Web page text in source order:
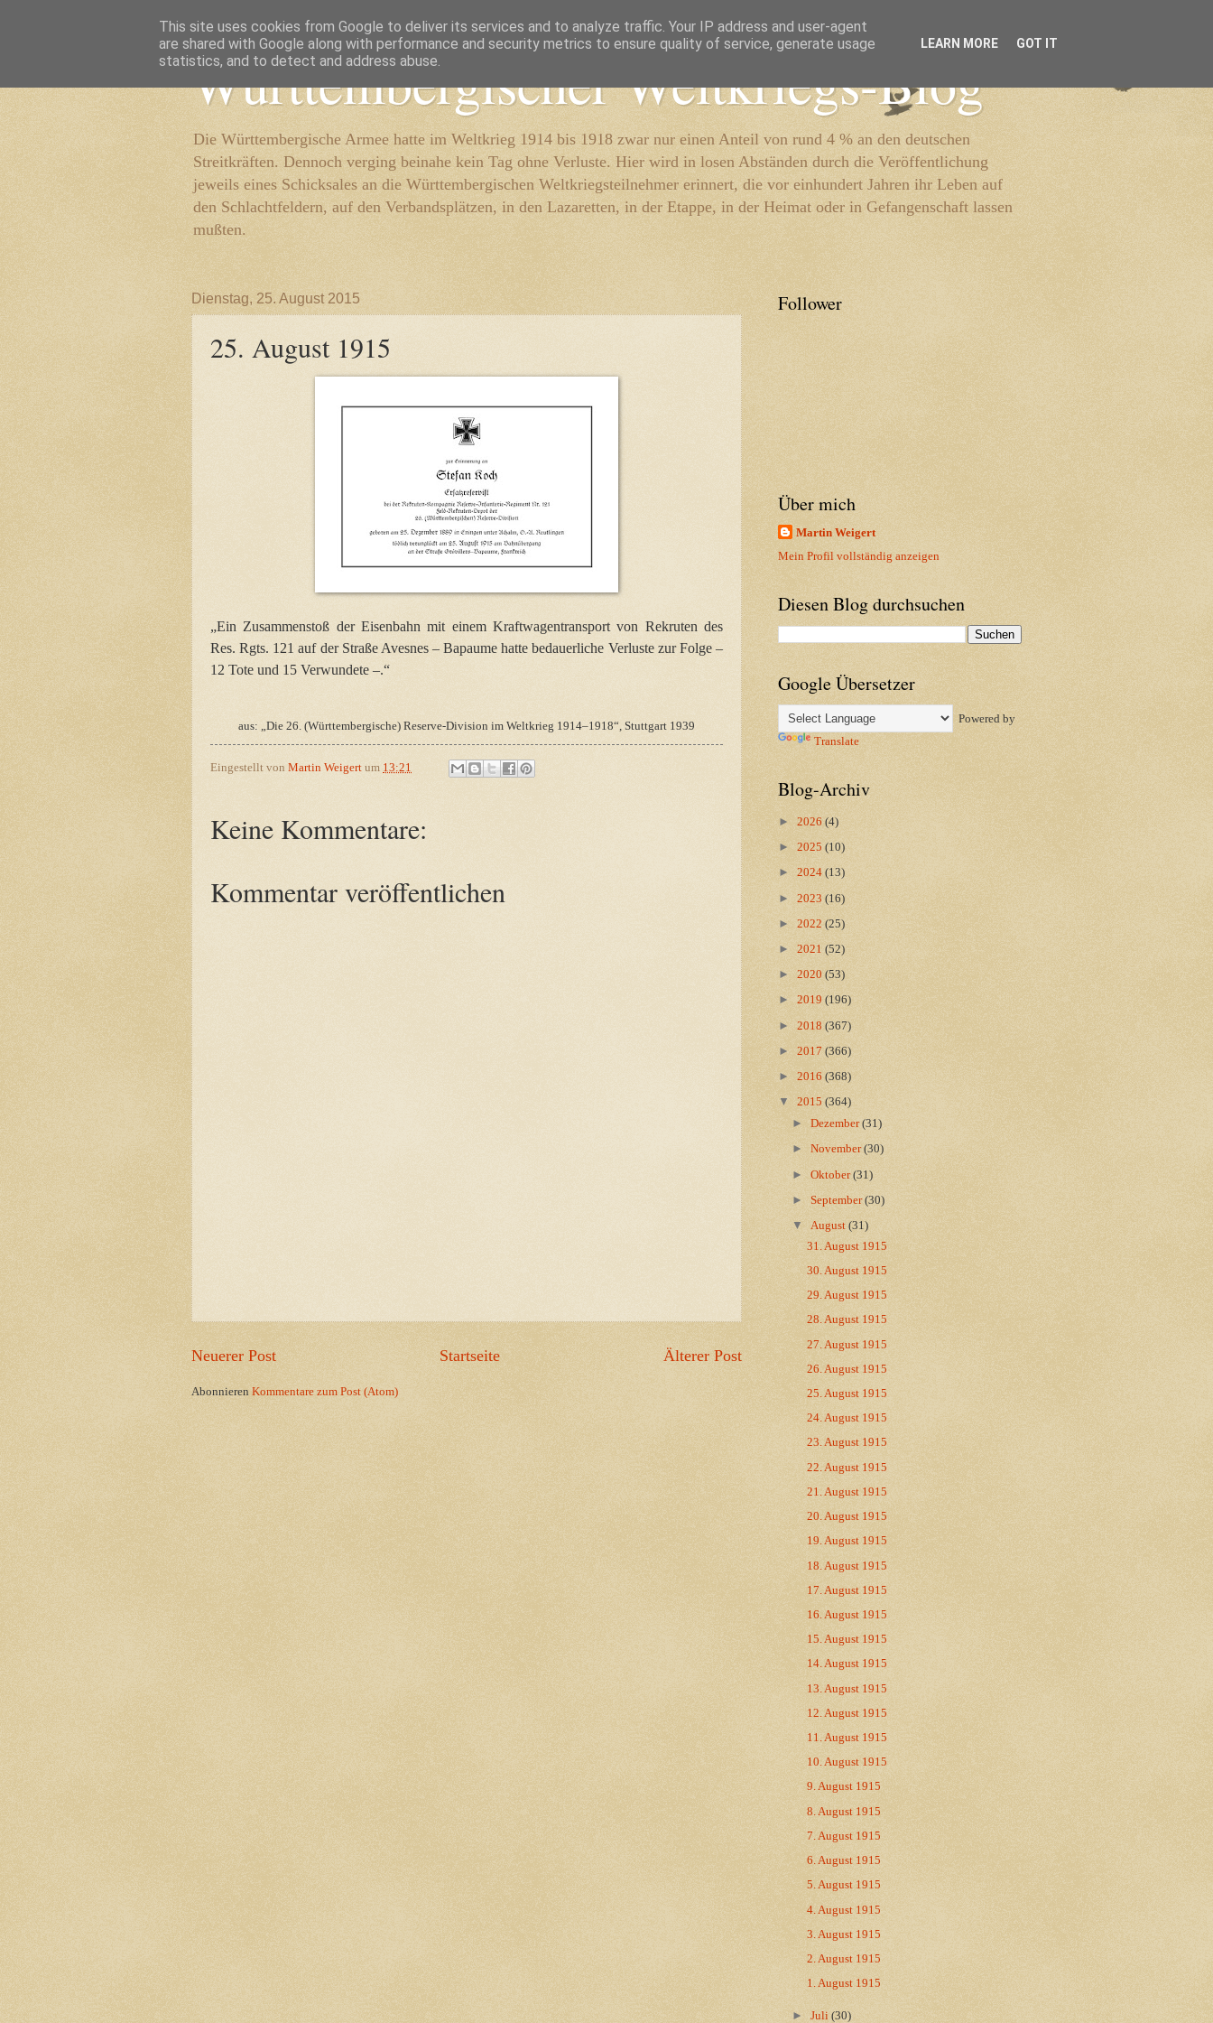
Württembergischer Weltkriegs-Blog
Die Württembergische Armee hatte im Weltkrieg 1914 bis 1918 zwar nur einen Anteil von rund 4 % an den deutschen
Streitkräften. Dennoch verging beinahe kein Tag ohne Verluste. Hier wird in losen Abständen durch die Veröffentlichung
jeweils eines Schicksales an die Württembergischen Weltkriegsteilnehmer erinnert, die vor einhundert Jahren ihr Leben auf
den Schlachtfeldern, auf den Verbandsplätzen, in den Lazaretten, in der Etappe, in der Heimat oder in Gefangenschaft lassen
mußten.
Dienstag, 25. August 2015
25. August 1915
„Ein Zusammenstoß der Eisenbahn mit einem Kraftwagentransport von Rekruten des
Res. Rgts. 121 auf der Straße Avesnes – Bapaume hatte bedauerliche Verluste zur Folge –
12 Tote und 15 Verwundete –.“
aus: „Die 26. (Württembergische) Reserve-Division im Weltkrieg 1914–1918“, Stuttgart 1939
Eingestellt von Martin Weigert um 13:21
Keine Kommentare:
Kommentar veröffentlichen
Neuerer Post Älterer Post
Startseite
Abonnieren Kommentare zum Post (Atom)
Follower
Über mich
Martin Weigert
Mein Profil vollständig anzeigen
Diesen Blog durchsuchen
Google Übersetzer
Powered by
Translate
Blog-Archiv
► 2026 (4)
► 2025 (10)
► 2024 (13)
► 2023 (16)
► 2022 (25)
► 2021 (52)
► 2020 (53)
► 2019 (196)
► 2018 (367)
► 2017 (366)
► 2016 (368)
▼ 2015 (364)
►Dezember(31)
►November(30)
►Oktober(31)
►September(30)
▼ August(31)
31. August 1915
30. August 1915
29. August 1915
28. August 1915
27. August 1915
26. August 1915
25. August 1915
24. August 1915
23. August 1915
22. August 1915
21. August 1915
20. August 1915
19. August 1915
18. August 1915
17. August 1915
16. August 1915
15. August 1915
14. August 1915
13. August 1915
12. August 1915
11. August 1915
10. August 1915
9. August 1915
8. August 1915
7. August 1915
6. August 1915
5. August 1915
4. August 1915
3. August 1915
2. August 1915
1. August 1915
►Juli(30)
This site uses cookies from Google to deliver its services and to analyze traffic. Your IP address and user-agent
are shared with Google along with performance and security metrics to ensure quality of service, generate usage
statistics, and to detect and address abuse.
LEARN MORE GOT IT